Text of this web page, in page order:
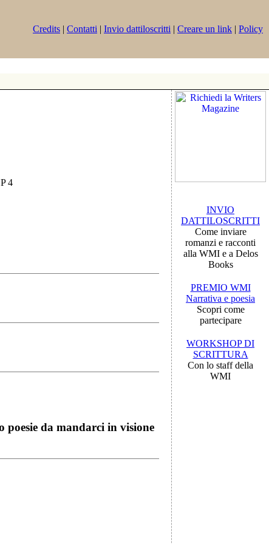
Credits | Contatti | Invio dattiloscritti | Creare un link | Policy
4
poesie da mandarci in visione
INVIO
DATTILOSCRITTI
Come inviare
romanzi e racconti
alla WMI e a Delos
Books
PREMIO WMI
Narrativa e poesia
Scopri come
partecipare
WORKSHOP DI
SCRITTURA
Con lo staff della
WMI